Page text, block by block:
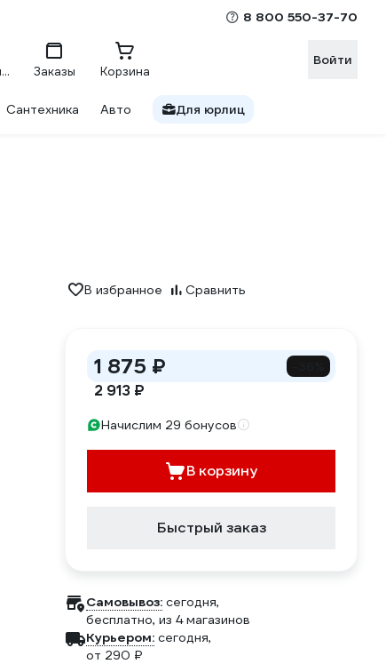
8 800 550-37-70
Сравнение Заказы Корзина
Войти
Сантехника Авто Для юрлиц
В избранное Сравнить
1 875 ₽
2 913 ₽
Начислим 29 бонусов
В корзину
Быстрый заказ
Самовывоз: сегодня,
бесплатно, из 4 магазинов
Курьером: сегодня,
от 290 ₽